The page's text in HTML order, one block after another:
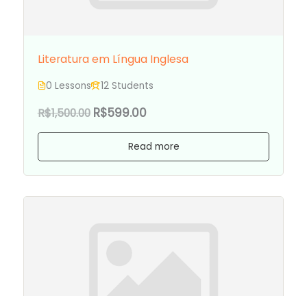
Literatura em Língua Inglesa
0 Lessons 12 Students
R$1,500.00 R$599.00
Read more